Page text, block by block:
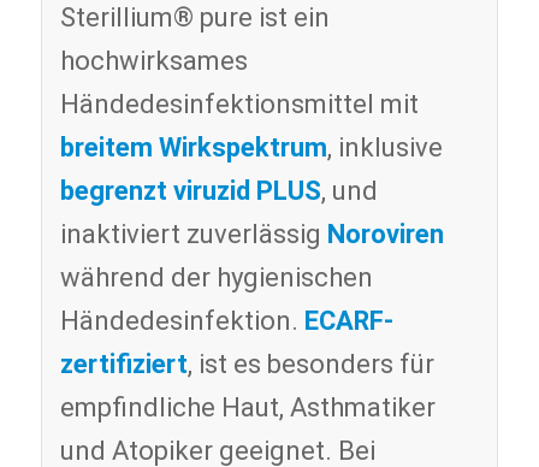
Sterillium® pure ist ein
hochwirksames
Händedesinfektionsmittel mit
breitem Wirkspektrum, inklusive
begrenzt viruzid PLUS, und
inaktiviert zuverlässig Noroviren
während der hygienischen
Händedesinfektion. ECARF-
zertifiziert, ist es besonders für
empfindliche Haut, Asthmatiker
und Atopiker geeignet. Bei